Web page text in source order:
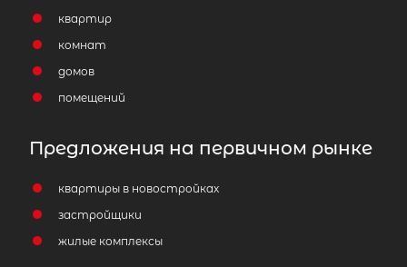
квартир
комнат
домов
помещений
Предложения на первичном рынке
квартиры в новостройках
застройщики
жилые комплексы